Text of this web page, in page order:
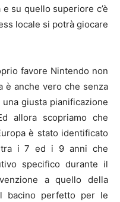
su quello superiore c’è
locale si potrà giocare
favore Nintendo non
è anche vero che senza
giusta pianificazione
allora scopriamo che
è stato identificato
tra i 7 ed i 9 anni che
specifico durante il
a quello della
bacino perfetto per le